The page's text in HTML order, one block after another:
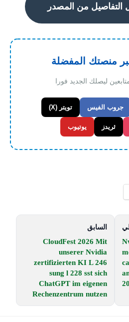
التفاصيل من المصدر
منصتك المفضلة
ليصلك الجديد فورا
جروب الفيس تويتر (X)
ثريدز يوتيوب
السابق
CloudFest 2026 Mit
unserer Nvidia
zertifizierten KI L 246
sung l 228 sst sich
ChatGPT im eigenen
Rechenzentrum nutzen